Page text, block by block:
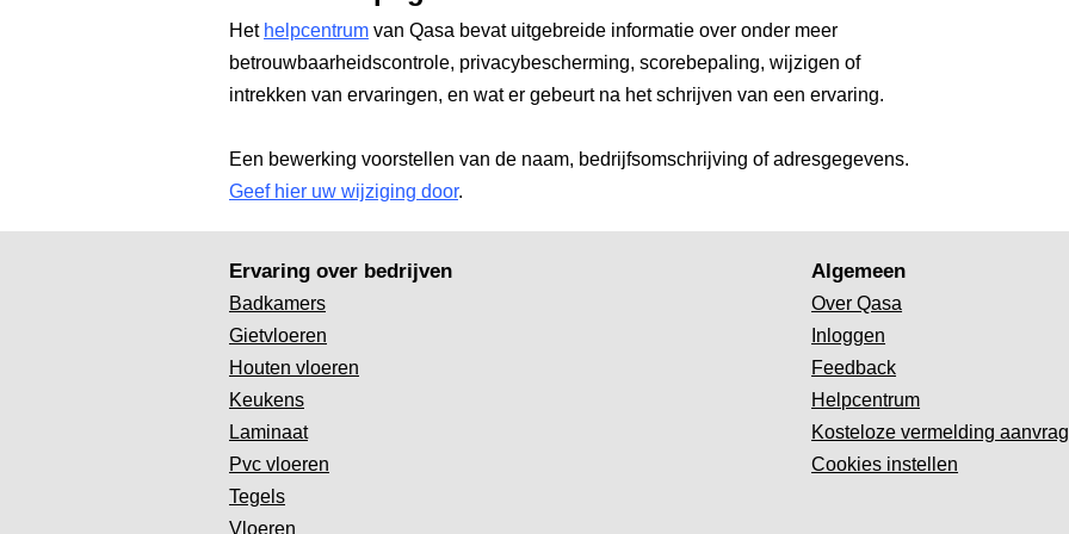
Het helpcentrum van Qasa bevat uitgebreide informatie over onder meer
betrouwbaarheidscontrole, privacybescherming, scorebepaling, wijzigen of
intrekken van ervaringen, en wat er gebeurt na het schrijven van een ervaring.
Een bewerking voorstellen van de naam, bedrijfsomschrijving of adresgegevens.
Geef hier uw wijziging door.
Ervaring over bedrijven
Badkamers
Gietvloeren
Houten vloeren
Keukens
Laminaat
Pvc vloeren
Tegels
Vloeren
Algemeen
Over Qasa
Inloggen
Feedback
Helpcentrum
Kosteloze vermelding
Cookies instellen